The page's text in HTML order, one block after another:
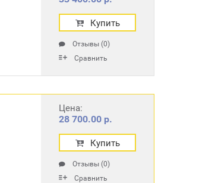
Купить
Отзывы (0)
Сравнить
Цена:
28 700.00 р.
Купить
Отзывы (0)
Сравнить